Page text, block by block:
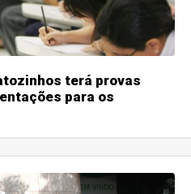
terá provas
para os